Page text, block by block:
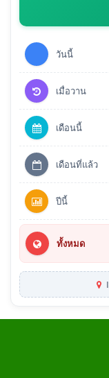
วันนี้
เมื่อวาน
เดือนนี้
เดือนที่แล้ว
ปีนี้
ทั้งหมด